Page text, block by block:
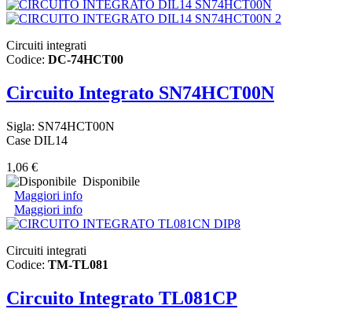
Circuiti integrati
Codice: DC-74HCT00
Circuito Integrato SN74HCT00N
Sigla: SN74HCT00N
Case DIL14
1,06 €
Disponibile
Maggiori info
Maggiori info
Circuiti integrati
Codice: TM-TL081
Circuito Integrato TL081CP